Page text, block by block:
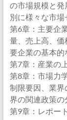
の市場規模と
別に様々な市場
第6章：主要企
量、売上高、
要企業の基本的
第7章：産業の
第8章：市場力
制限要因、業
界の関連政策の
第9章：レポー